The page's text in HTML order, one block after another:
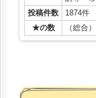
投稿件数
1874件
★の数
（総合